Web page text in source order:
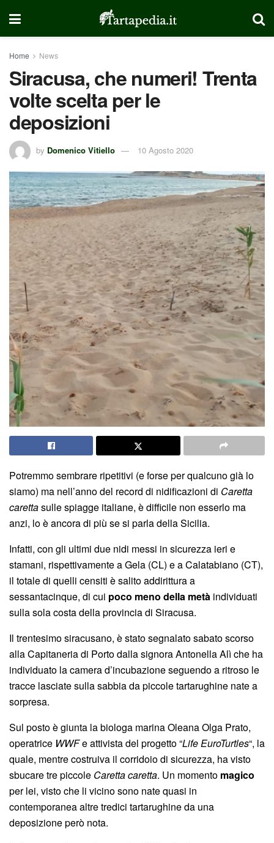
Home News
Siracusa, che numeri! Trenta
volte scelta per le
deposizioni
by Domenico Vitiello 10 Agosto 2020
Potremmo sembrare ripetitivi (e forse per qualcuno già lo
siamo) ma nell’anno del record di nidificazioni di Caretta
carettasulle spiagge italiane, è difficile non esserlo ma
anzi, lo è ancora di più se si parla della Sicilia.
Infatti, con gli ultimi due nidi messi in sicurezza ieri e
stamani, rispettivamente a Gela (CL) e a Calatabiano (CT),
il totale di quelli censiti è salito addirittura a
sessantacinque, di cui poco meno della metà individuati
sulla sola costa della provincia di Siracusa.
Il trentesimo siracusano, è stato segnalato sabato scorso
alla Capitaneria di Porto dalla signora Antonella Alì che ha
individuato la camera d’incubazione seguendo a ritroso le
tracce lasciate sulla sabbia da piccole tartarughine nate a
sorpresa.
Sul posto è giunta la biologa marina Oleana Olga Prato,
operatrice WWFe attivista del progetto “Life EuroTurtles“, la
quale, mentre costruiva il corridoio di sicurezza, ha visto
sbucare tre piccole Caretta caretta. Un momento magico
per lei, visto che li vicino sono nate quasi in
contemporanea altre tredici tartarughine da una
deposizione però nota.